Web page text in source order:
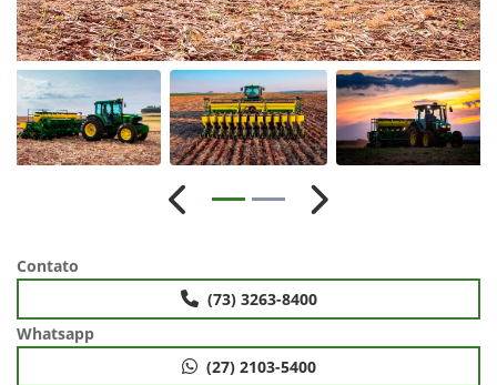
Anterior Próximo
Contato
(73) 3263-8400
Whatsapp
(27) 2103-5400